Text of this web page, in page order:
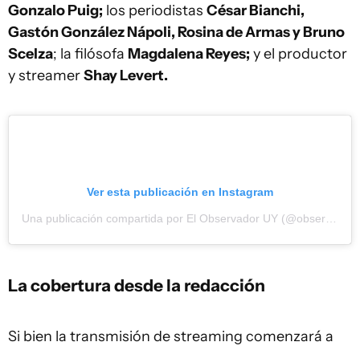
Gonzalo Puig; los periodistas César Bianchi,
Gastón González Nápoli, Rosina de Armas y Bruno
Scelza; la filósofa Magdalena Reyes; y el productor
y streamerShay Levert.
Ver esta publicación en Instagram
La cobertura desde la redacción
Si bien la transmisión de streaming comenzará a